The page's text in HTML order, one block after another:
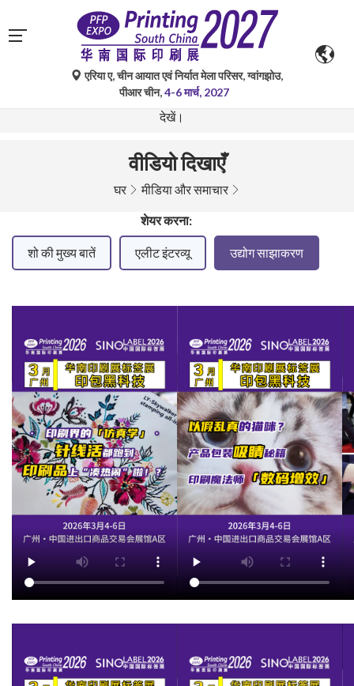
गूगल ट्रांसलेट द्वारा किए गए स्वचालित अनुवाद केवल संदर्भ के लिए हैं और
त्रुटिपूर्ण हो सकते हैं। किसी भी प्रश्न के लिए कृपया मूल भाषा संस्करण
देखें।
एरिया ए, चीन आयात एवं निर्यात मेला परिसर, ग्वांगझोउ,
पीआर चीन,4-6 मार्च, 2027
वीडियो दिखाएँ
घर मीडिया और समाचार
शेयर करना:
शो की मुख्य बातें एलीट इंटरव्यू उद्योग साझाकरण